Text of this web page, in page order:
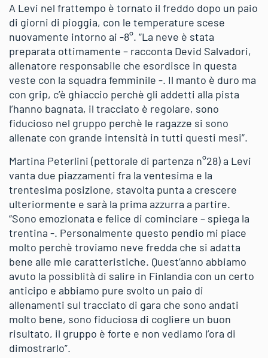
A Levi nel frattempo è tornato il freddo dopo un paio
di giorni di pioggia, con le temperature scese
nuovamente intorno ai -8°. “La neve è stata
preparata ottimamente – racconta Devid Salvadori,
allenatore responsabile che esordisce in questa
veste con la squadra femminile -. Il manto è duro ma
con grip, c’è ghiaccio perchè gli addetti alla pista
l’hanno bagnata, il tracciato è regolare, sono
fiducioso nel gruppo perchè le ragazze si sono
allenate con grande intensità in tutti questi mesi”.
Martina Peterlini (pettorale di partenza n°28) a Levi
vanta due piazzamenti fra la ventesima e la
trentesima posizione, stavolta punta a crescere
ulteriormente e sarà la prima azzurra a partire.
“Sono emozionata e felice di cominciare – spiega la
trentina -. Personalmente questo pendio mi piace
molto perchè troviamo neve fredda che si adatta
bene alle mie caratteristiche. Quest’anno abbiamo
avuto la possiblità di salire in Finlandia con un certo
anticipo e abbiamo pure svolto un paio di
allenamenti sul tracciato di gara che sono andati
molto bene, sono fiduciosa di cogliere un buon
risultato, il gruppo è forte e non vediamo l’ora di
dimostrarlo”.